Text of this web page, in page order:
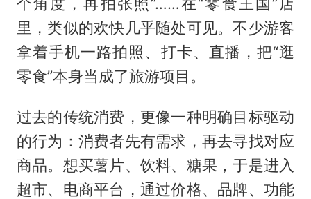
里，类似的欢快几乎随处可见。不少游客
拿着手机一路拍照、打卡、直播，把“逛
零食”本身当成了旅游项目。
过去的传统消费，更像一种明确目标驱动
的行为：消费者先有需求，再去寻找对应
商品。想买薯片、饮料、糖果，于是进入
超市、电商平台，通过价格、品牌、功能